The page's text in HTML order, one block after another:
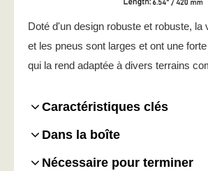
Doté d'un design robuste et robuste, la
et les pneus sont larges et ont une
qui la rend adaptée à divers terrains
Caractéristiques clés
Dans la boîte
Nécessaire pour terminer